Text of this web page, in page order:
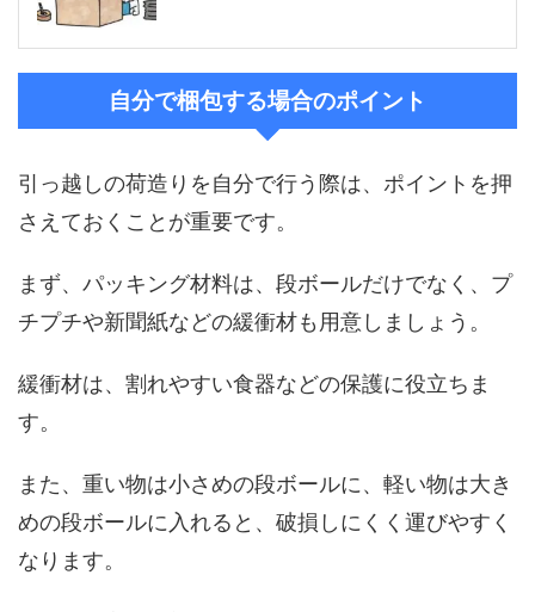
自分で梱包する場合のポイント
引っ越しの荷造りを自分で行う際は、ポイントを押
さえておくことが重要です。
まず、パッキング材料は、段ボールだけでなく、プ
チプチや新聞紙などの緩衝材も用意しましょう。
緩衝材は、割れやすい食器などの保護に役立ちま
す。
また、重い物は小さめの段ボールに、軽い物は大き
めの段ボールに入れると、破損しにくく運びやすく
なります。